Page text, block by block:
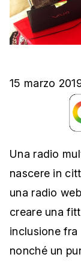
15 marzo
Una radio
nascere in
una radio
creare una
inclusione
nonché un